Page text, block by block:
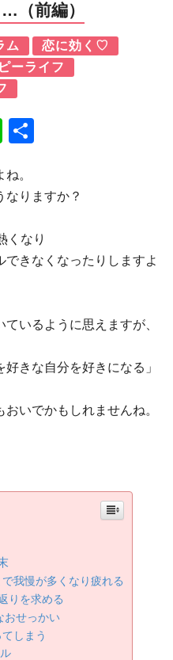
（前編）
ム
恋に効く♡
ーライフ
Line
。
なりますか？
くなり
できなくなったりしますよ
いるように思えますが、
きな自分を好きになる」
いでかもしれませんね。
我慢が多くなり疲れる
りを求める
おせっかい
しまう